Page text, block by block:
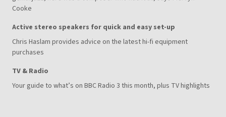
Cooke
Active stereo speakers for quick and easy set-up
Chris Haslam provides advice on the latest hi-fi equipment
purchases
TV & Radio
Your guide to what’s on BBC Radio 3 this month, plus TV highlights